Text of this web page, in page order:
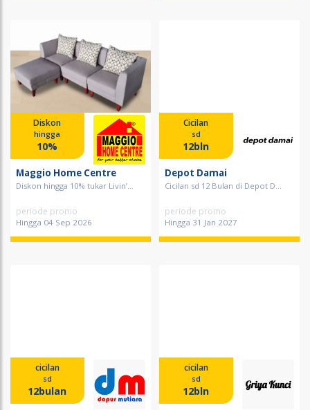
Diskon
hingga
10%
Maggio Home Centre
Diskon hingga 10% tukar Livin’...
periode promo
Hingga 04 Sep 2026
Cicilan
sd
12bln
Depot Damai
Cicilan sd 12 Bulan di Depot D...
periode promo
Hingga 31 Jan 2027
cicilan
sd
12bulan
cicilan
sd
12bln